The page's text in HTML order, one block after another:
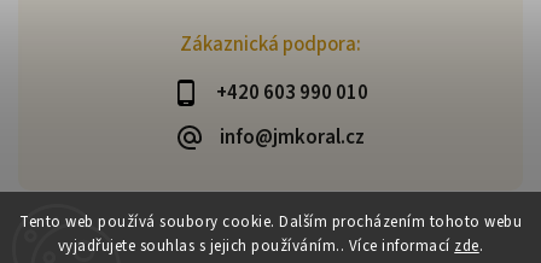
Tento web používá soubory cookie. Dalším procházením tohoto webu
vyjadřujete souhlas s jejich používáním.. Více informací zde.
Zákaznická podpora:
+420 603 990 010
info@jmkoral.cz
Copyright 2026ESHOP JM KORAL. Všechna práva vyhrazena.